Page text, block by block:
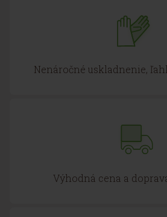
Nenáročné uskladnenie,
Výhodná cena a